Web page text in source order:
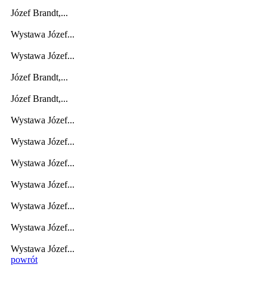
Józef Brandt,...
Wystawa Józef...
Wystawa Józef...
Józef Brandt,...
Józef Brandt,...
Wystawa Józef...
Wystawa Józef...
Wystawa Józef...
Wystawa Józef...
Wystawa Józef...
Wystawa Józef...
Wystawa Józef...
powrót